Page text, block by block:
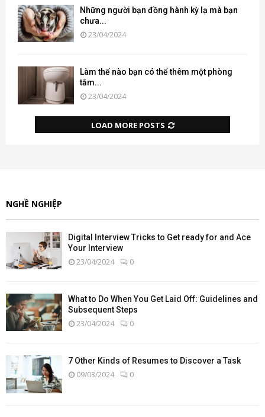
Những người bạn đồng hành kỳ lạ mà bạn
chưa...
23/04/2024
Làm thế nào bạn có thể thêm một phòng
tắm...
23/04/2024
LOAD MORE POSTS
NGHỀ NGHIỆP
Digital Interview Tricks to Get ready for and Ace
Your Interview
23/04/2024 0
What to Do When You Get Laid Off: Guidelines and
Subsequent Steps
23/04/2024 0
7 Other Kinds of Resumes to Discover a Task
09/03/2024 0